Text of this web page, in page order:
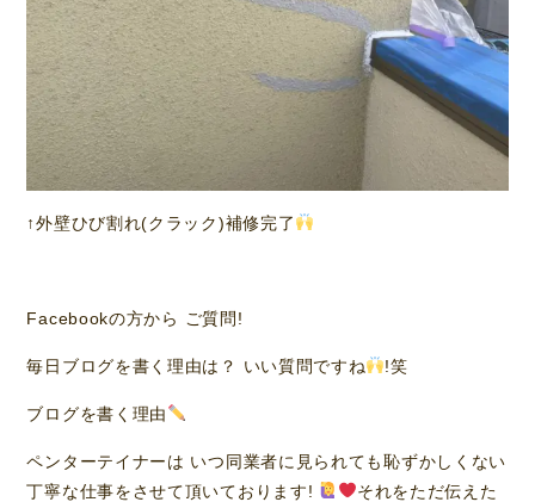
↑外壁ひび割れ(クラック)補修完了
Facebookの方から ご質問!
毎日ブログを書く理由は？ いい質問ですね !笑
ブログを書く理由
ペンターテイナーは いつ同業者に見られても恥ずかしくない
丁寧な仕事をさせて頂いております!
それをただ伝えた